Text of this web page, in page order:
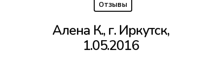
Отзывы
Алена К., г. Иркутск,
1.05.2016